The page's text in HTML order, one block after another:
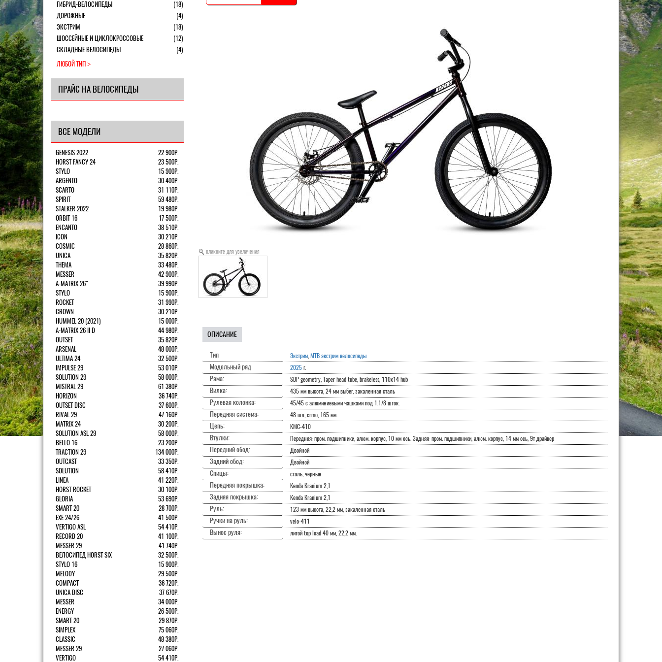
кликните для увеличения
ОПИСАНИЕ
Тип Экстрим, MTB экстрим велосипеды
Модельный ряд 2025г.
Рама: SDP geometry, Taper head tube, brakeless, 110x14 hub
Вилка: 435 мм высота, 24 мм выбег, закаленная сталь
Рулевая колонка: 45/45 с алюминиевыми чашками под 1.1/8 шток.
Передняя система: 48 шл, crmo, 165 мм.
Цепь: KMC-410
Втулки: Передняя: пром. подшипники, алюм. корпус, 10 мм ось. Задняя: пром. подшипники, алюм. корпус, 14 мм ось, 9т драйвер
Передний обод: Двойной
Задний обод: Двойной
Спицы: сталь, черные
Передняя покрышка: Kenda Kranium 2,1
Задняя покрышка: Kenda Kranium 2,1
Руль: 123 мм высота, 22,2 мм, закаленная сталь
Ручки на руль: velo-411
Вынос руля: литой top load 40 мм, 22,2 мм.
ГИБРИД-ВЕЛОСИПЕДЫ
(18)
ДОРОЖНЫЕ
(4)
ЭКСТРИМ
(18)
ШОССЕЙНЫЕ И ЦИКЛОКРОССОВЫЕ
(12)
СКЛАДНЫЕ ВЕЛОСИПЕДЫ
(4)
ЛЮБОЙ ТИП
ПРАЙС НА ВЕЛОСИПЕДЫ
ВСЕ МОДЕЛИ
GENESIS 2022
22 900Р.
HORST FANCY 24
23 500Р.
STYLO
15 900Р.
ARGENTO
30 400Р.
SCARTO
31 110Р.
SPIRIT
59 480Р.
STALKER 2022
19 980Р.
ORBIT 16
17 500Р.
ENCANTO
38 510Р.
ICON
30 210Р.
COSMIC
28 860Р.
UNICA
35 820Р.
THEMA
33 480Р.
MESSER
42 900Р.
A-MATRIX 26"
39 990Р.
STYLO
15 900Р.
ROCKET
31 990Р.
CROWN
30 210Р.
HUMMEL 20 (2021)
15 000Р.
A-MATRIX 26 II D
44 980Р.
OUTSET
35 820Р.
ARSENAL
48 000Р.
ULTIMA 24
32 500Р.
IMPULSE 29
53 010Р.
SOLUTION 29
58 000Р.
MISTRAL 29
61 380Р.
HORIZON
36 740Р.
OUTSET DISC
37 600Р.
RIVAL 29
47 160Р.
MATRIX 24
30 200Р.
SOLUTION ASL 29
58 000Р.
BELLO 16
23 200Р.
TRACTION 29
134 000Р.
OUTCAST
33 350Р.
SOLUTION
58 410Р.
LINEA
41 220Р.
HORST ROCKET
30 100Р.
GLORIA
53 690Р.
SMART 20
28 700Р.
EXE 24/26
41 500Р.
VERTIGO ASL
54 410Р.
RECORD 20
41 100Р.
MESSER 29
41 740Р.
ВЕЛОСИПЕД HORST SIX
32 500Р.
STYLO 16
15 900Р.
MELODY
29 500Р.
COMPACT
36 720Р.
UNICA DISC
37 670Р.
MESSER
34 000Р.
ENERGY
26 500Р.
SMART 20
29 870Р.
SIMPLEX
75 060Р.
CLASSIC
48 380Р.
MESSER 29
27 060Р.
VERTIGO
54 410Р.